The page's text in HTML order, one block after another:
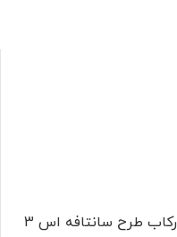
رکاب طرح سانتافه اس 3